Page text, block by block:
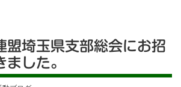
盟埼玉県支部総会にお招
した。